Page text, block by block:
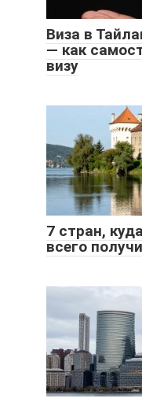
Виза в
— как
визу
7 стран,
всего